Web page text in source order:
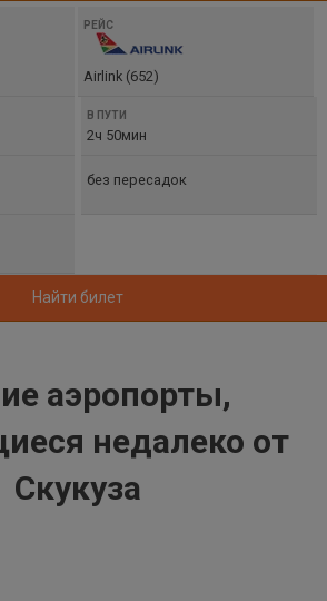
Airlink (652)
2ч 50мин
без пересадок
Найти билет
аэропорты,
недалеко от
Скукуза